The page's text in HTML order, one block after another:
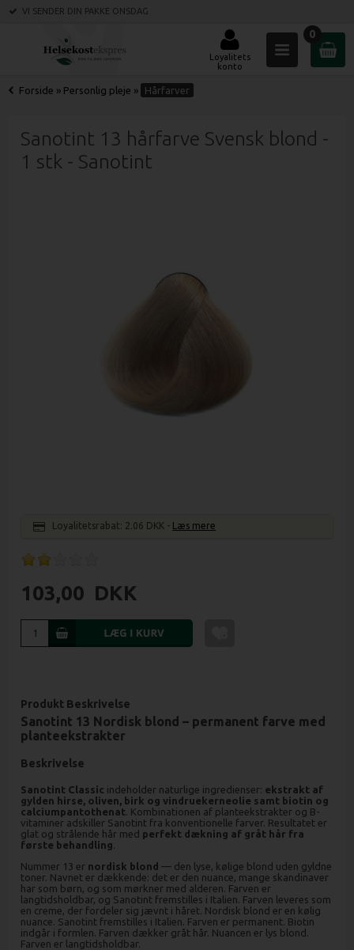
VI SENDER DIN PAKKE ONSDAG
0
Loyalitets
konto
Forside » Personlig pleje » Hårfarver
Sanotint 13 hårfarve Svensk blond -
1 stk - Sanotint
Loyalitetsrabat: 2.06 DKK - Læs mere
103,00 DKK
Produkt Beskrivelse
Sanotint 13 Nordisk blond – permanent farve med
planteekstrakter
Beskrivelse
Sanotint Classic indeholder naturlige ingredienser: ekstrakt af
gylden hirse, oliven, birk og vindruekerneolie samt biotin og
calciumpantothenat. Kombinationen af planteekstrakter og B-
vitaminer adskiller Sanotint fra konventionelle farver. Resultatet er
glat og strålende hår med perfekt dækning af gråt hår fra
første behandling.
Nummer 13 er nordisk blond — den lyse, kølige blond uden gyldne
toner. Navnet er dækkende: det er den nuance, mange skandinaver
har som børn, og som mørkner med alderen. Farven er
langtidsholdbar, og Sanotint fremstilles i Italien. Farven leveres som
en creme, der fordeler sig jævnt i håret. Nordisk blond er en kølig
nuance. Sanotint fremstilles i Italien. Farven er permanent. Biotin
indgår i formlen. Farven dækker gråt hår. Nuancen er lys blond.
Farven er langtidsholdbar.